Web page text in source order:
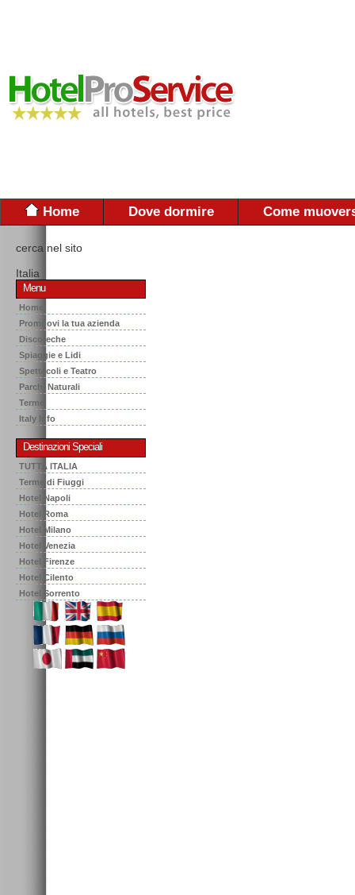
Home Dove dormire Come
cerca nel sito
Italia
Menu
Home
Promuovi la tua azienda
Discoteche
Spiaggie e Lidi
Spettacoli e Teatro
Parchi Naturali
Terme
Italy Info
Destinazioni Speciali
TUTTA ITALIA
Terme di Fiuggi
Hotel Napoli
Hotel Roma
Hotel Milano
Hotel Venezia
Hotel Firenze
Hotel Cilento
Hotel Sorrento